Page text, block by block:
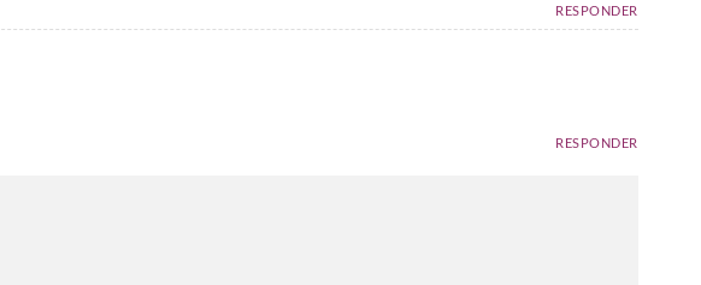
RESPONDER
RESPONDER